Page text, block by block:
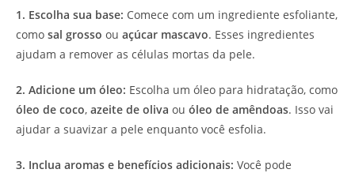
1. Escolha sua base: Comece com um ingrediente esfoliante,
como sal grosso ou açúcar mascavo. Esses ingredientes
ajudam a remover as células mortas da pele.
2. Adicione um óleo: Escolha um óleo para hidratação, como
óleo de coco, azeite de oliva ou óleo de amêndoas. Isso vai
ajudar a suavizar a pele enquanto você esfolia.
3. Inclua aromas e benefícios adicionais: Você pode